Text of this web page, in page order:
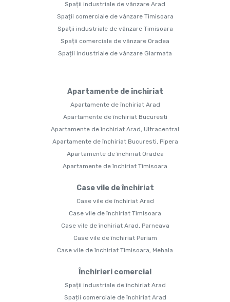
Spații industriale de vânzare Arad
Spații comerciale de vânzare Timisoara
Spații industriale de vânzare Timisoara
Spații comerciale de vânzare Oradea
Spații industriale de vânzare Giarmata
Apartamente de închiriat
Apartamente de închiriat Arad
Apartamente de închiriat Bucuresti
Apartamente de închiriat Arad, Ultracentral
Apartamente de închiriat Bucuresti, Pipera
Apartamente de închiriat Oradea
Apartamente de închiriat Timisoara
Case vile de închiriat
Case vile de închiriat Arad
Case vile de închiriat Timisoara
Case vile de închiriat Arad, Parneava
Case vile de închiriat Periam
Case vile de închiriat Timisoara, Mehala
Închirieri comercial
Spații industriale de închiriat Arad
Spații comerciale de închiriat Arad